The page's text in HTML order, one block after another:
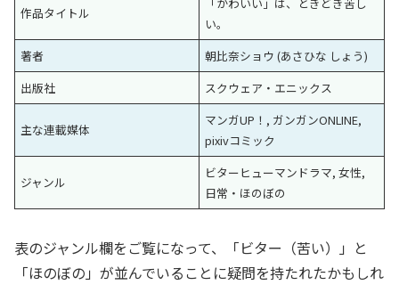
作品タイトル
「かわいい」は、ときどき苦し
い。
著者
朝比奈ショウ (あさひな しょう)
出版社
スクウェア・エニックス
主な連載媒体
マンガUP！, ガンガンONLINE,
pixivコミック
ジャンル
ビターヒューマンドラマ, 女性,
日常・ほのぼの
表のジャンル欄をご覧になって、「ビター（苦い）」と
「ほのぼの」が並んでいることに疑問を持たれたかもしれ